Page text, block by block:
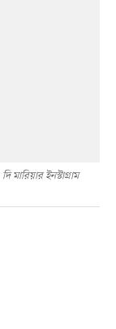
দি মারিয়ার ইনস্টাগ্রাম